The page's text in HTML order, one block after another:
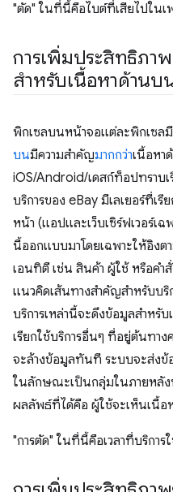
"ตัด" ในที่นี้คือไบต์ที่เสียไปในเ
การเพิ่มประสิทธิภา
สำหรับเนื้อหาด้านบ
พิกเซลบนหน้าจอแต่ละพิกเซล
บนมีความสำคัญมากกว่าเนื้อหา
iOS/Android/เดสก์ท็อปทราบ
บริการของ eBay มีเลเยอร์ที่เรีย
หน้า (แอปและเว็บเซิร์ฟเวอร์เ
นี้ออกแบบมาโดยเฉพาะให้อิง
เอนทิตี เช่น สินค้า ผู้ใช้ หรือคํา
แนวคิดเส้นทางสําคัญสําหรับบริ
บริการเหล่านี้จะดึงข้อมูลสําห
เรียกใช้บริการอื่นๆ ที่อยู่ต้นทา
จะล้างข้อมูลทันที ระบบจะส่ง
ในลักษณะเป็นกลุ่มในภายหลัง
ผลลัพธ์ที่ได้คือ ผู้ใช้จะเห็นเนื้อ
"การตัด" ในที่นี้คือเวลาที่บริการ